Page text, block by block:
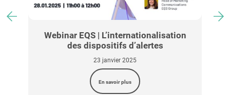
Webinar EQS | L’internationalisation
des dispositifs d’alertes
23 janvier 2025
En savoir plus